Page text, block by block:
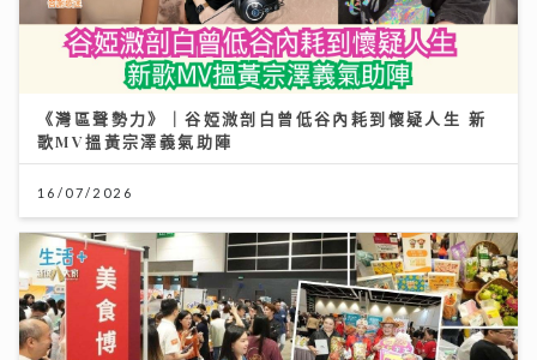
《灣區聲勢力》｜谷婭溦剖白曾低谷內耗到懷疑人生 新
歌MV搵黃宗澤義氣助陣
16/07/2026